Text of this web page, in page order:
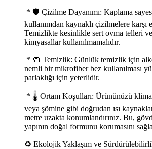
* 🛡️ Çizilme Dayanımı: Kaplama
kullanımdan kaynaklı çizilmelere karşı
Temizlikte kesinlikle sert ovma telleri
kimyasallar kullanılmamalıdır.
* 🧼 Temizlik: Günlük temizlik için
nemli bir mikrofiber bez kullanılması
parlaklığı için yeterlidir.
* 🌡️ Ortam Koşulları: Ürününüzü klima
veya şömine gibi doğrudan ısı
metre uzakta konumlandırınız. Bu,
yapının doğal formunu korumasını
♻️ Ekolojik Yaklaşım ve